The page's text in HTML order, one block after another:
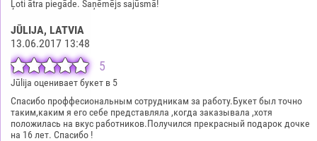
Ļoti ātra piegāde. Saņēmējs sajūsmā!
JŪLIJA, LATVIA
13.06.2017 13:48
5
Jūlija оценивает букет в 5
Спасибо проффесиональным сотрудникам за работу.Букет был точно
таким,каким я его себе представляла ,когда заказывала ,хотя
положилась на вкус работников.Получился прекрасный подарок дочке
на 16 лет. Спасибо !